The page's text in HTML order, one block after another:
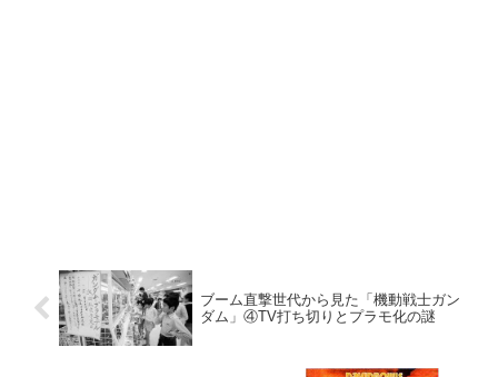
ブーム直撃世代から見た「機動戦士ガン
ダム」④TV打ち切りとプラモ化の謎